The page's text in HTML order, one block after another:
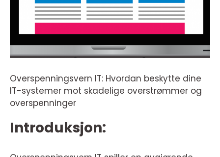
Overspenningsvern IT: Hvordan beskytte dine
IT-systemer mot skadelige overstrømmer og
overspenninger
Introduksjon: